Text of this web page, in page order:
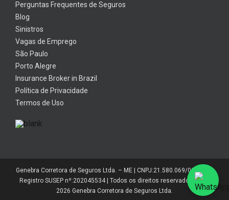
Perguntas Frequentes de Seguros
Blog
Sinistros
Vagas de Emprego
São Paulo
Porto Alegre
Insurance Broker in Brazil
Política de Privacidade
Termos de Uso
Genebra Corretora de Seguros Ltda. – ME | CNPJ:21.580.069/0001-01 |
Registro SUSEP nº:202045534 | Todos os direitos reservados 2014-
2026 Genebra Corretora de Seguros Ltda.